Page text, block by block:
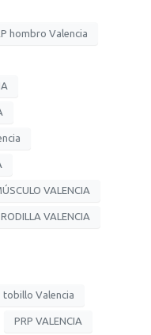
hombro Valencia
VALENCIA
VALENCIA
tobillo Valencia
PRP VALENCIA